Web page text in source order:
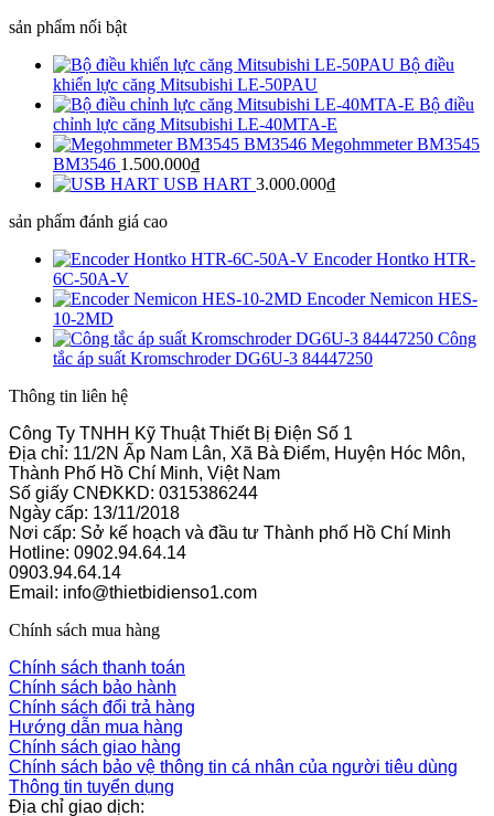
sản phẩm nối bật
Bộ điều
khiển lực căng Mitsubishi LE-50PAU
Bộ điều
chỉnh lực căng Mitsubishi LE-40MTA-E
Megohmmeter BM3545
BM3546 1.500.000₫
USB HART 3.000.000₫
sản phẩm đánh giá cao
Encoder Hontko HTR-
6C-50A-V
Encoder Nemicon HES-
10-2MD
Công
tắc áp suất Kromschroder DG6U-3 84447250
Thông tin liên hệ
Công Ty TNHH Kỹ Thuật Thiết Bị Điện Số 1
Địa chỉ: 11/2N Ấp Nam Lân, Xã Bà Điểm, Huyện Hóc Môn,
Thành Phố Hồ Chí Minh, Việt Nam
Số giấy CNĐKKD: 0315386244
Ngày cấp: 13/11/2018
Nơi cấp: Sở kế hoạch và đầu tư Thành phố Hồ Chí Minh
Hotline: 0902.94.64.14
0903.94.64.14
Email: info@thietbidienso1.com
Chính sách mua hàng
Chính sách thanh toán
Chính sách bảo hành
Chính sách đổi trả hàng
Hướng dẫn mua hàng
Chính sách giao hàng
Chính sách bảo vệ thông tin cá nhân của người tiêu dùng
Thông tin tuyển dụng
Địa chỉ giao dịch: